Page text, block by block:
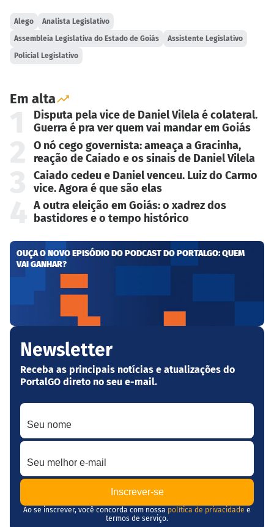
Alego Analista Legislativo
Assembleia Legislativa do Estado de Goiás Assistente Legislativo
Policial Legislativo
Em alta
Disputa pela vice de Daniel Vilela é colateral.
Guerra é pra ver quem vai mandar em Goiás
O nó cego governista: ameaça a Gracinha,
reação de Caiado e os sinais de Daniel Vilela
Caiado cedeu e Daniel venceu. Luiz do Carmo
vice. Agora é que são elas
A outra eleição em Goiás: o xadrez dos
bastidores e o tempo histórico
OUÇA O NOVO EPISÓDIO DO PODCAST DO PORTALGO: QUEM
VAI GANHAR?
Newsletter
Receba as principais notícias e atualizações do
PortalGO direto no seu e-mail.
Seu nome
Seu melhor e-mail
Ao se inscrever, você concorda com nossa política de privacidade e
termos de serviço.